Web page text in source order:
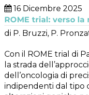
16 Dicembre 2025
ROME trial: verso
di P. Bruzzi, P.
Con il ROME trial di
la strada
dell’oncologia di
indipendenti dal tipo